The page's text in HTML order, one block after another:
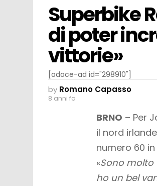
Superbike
di poter
vittorie»
[adace-ad id="298910"]
by Romano Capasso
8 anni fa
BRNO – Per
il nord
numero 60
«Sono molto
ho un bel